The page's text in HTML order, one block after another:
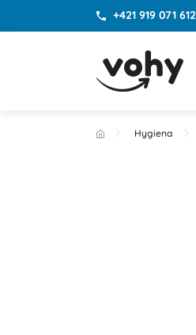
+421 919 071 612
Hygiena